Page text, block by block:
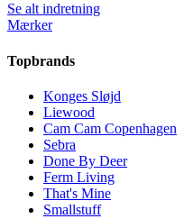
Se alt indretning
Mærker
Topbrands
Konges Sløjd
Liewood
Cam Cam Copenhagen
Sebra
Done By Deer
Ferm Living
That's Mine
Smallstuff